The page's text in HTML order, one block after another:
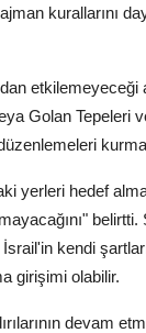
kurallarını
etkilemeyeceği
Golan Tepeleri
yerleri hedef
kendi
girişimi olabilir.
devam